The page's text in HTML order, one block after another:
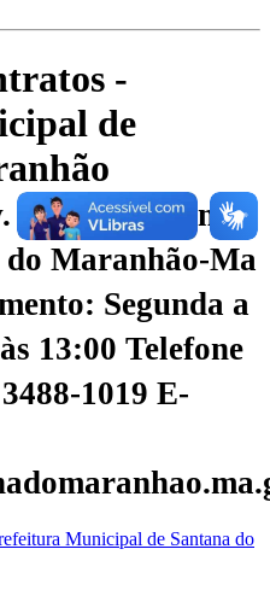
-
de
Roseana Sarney
do Maranhão-Ma
Segunda a
13:00 Telefone
1019 E-
Municipal de Santana do